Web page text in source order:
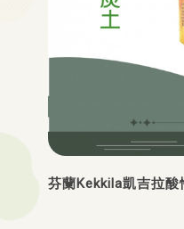
芬蘭Kekkila凱吉拉